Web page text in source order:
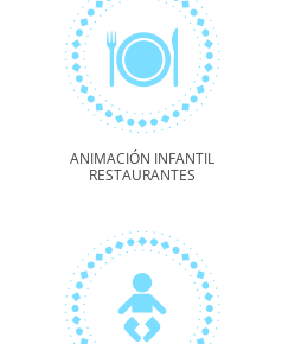
ANIMACIÓN INFANTIL
RESTAURANTES